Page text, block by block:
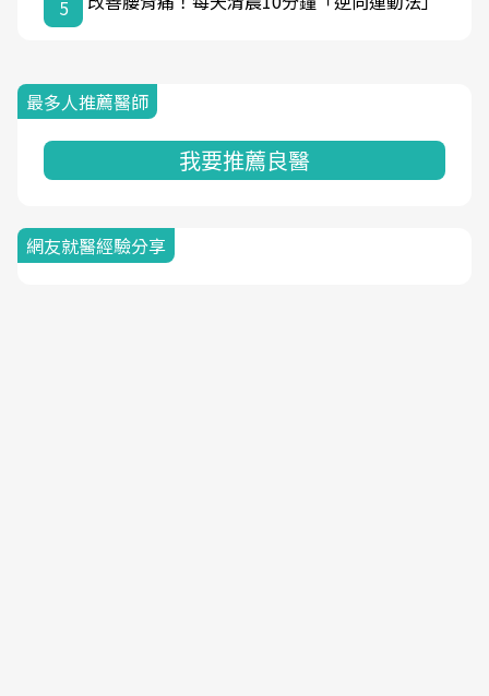
5
最多人推薦醫師
我要推薦良醫
網友就醫經驗分享